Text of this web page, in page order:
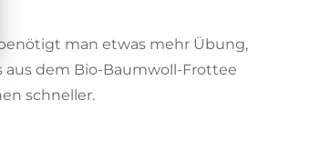
benötigt man etwas mehr Übung,
aus dem Bio-Baumwoll-Frottee
schneller.